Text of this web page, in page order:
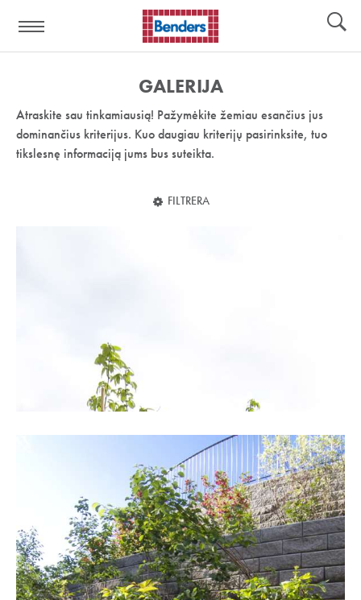
nuoroda:
GALERIJA
Atraskite sau tinkamiausią! Pažymėkite žemiau esančius jus
dominančius kriterijus. Kuo daugiau kriterijų pasirinksite, tuo
tikslesnę informaciją jums bus suteikta.
FILTRERA